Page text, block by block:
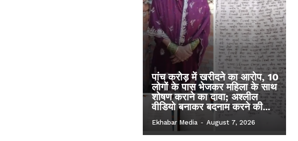
पांच करोड़ में खरीदने का आरोप, 10
लोगों के पास भेजकर महिला के साथ
शोषण कराने का दावा; अश्लील
वीडियो बनाकर बदनाम करने की...
Ekhabar Media - August 7, 2026